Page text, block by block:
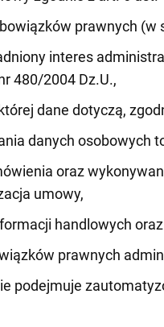
prawnych (w
interes
480/2004 Dz.U.,
dane dotyczą,
danych osobowych
oraz
umowy,
handlowych
prawnych
podejmuje